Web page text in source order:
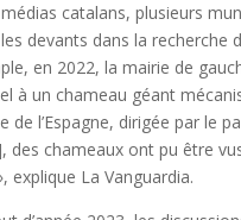
médias catalans, plusieurs
les devants dans la recherche
en 2022, la mairie de
à un chameau géant
de l’Espagne, dirigée par le
des chameaux ont pu être
explique La Vanguardia.